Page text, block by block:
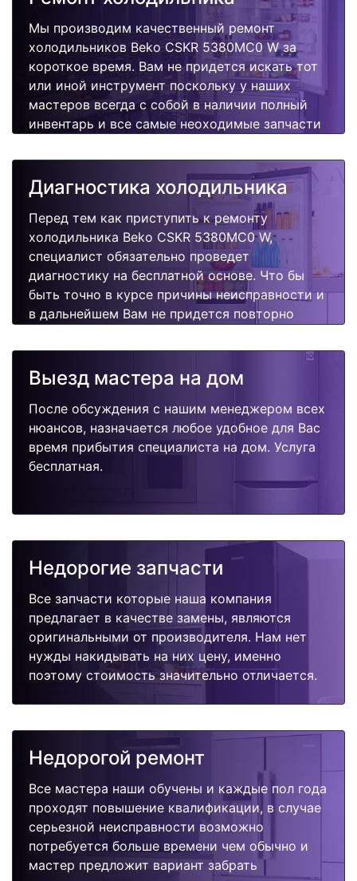
Мы производим качественный ремонт
холодильников Beko CSKR 5380MC0 W за
короткое время. Вам не придется искать тот
или иной инструмент поскольку у наших
мастеров всегда с собой в наличии полный
инвентарь и все самые неоходимые запчасти
быстро, качественно и недорого.
Диагностика холодильника
Перед тем как приступить к ремонту
холодильника Beko CSKR 5380MC0 W,
специалист обязательно проведет
диагностику на бесплатной основе. Что бы
быть точно в курсе причины неисправности и
в дальнейшем Вам не придется повторно
поломок.
Выезд мастера на дом
После обсуждения с нашим менеджером всех
нюансов, назначается любое удобное для Вас
время прибытия специалиста на дом. Услуга
бесплатная.
Недорогие запчасти
Все запчасти которые наша компания
предлагает в качестве замены, являются
оригинальными от производителя. Нам нет
нужды накидывать на них цену, именно
поэтому стоимость значительно отличается.
Недорогой ремонт
Все мастера наши обучены и каждые пол года
проходят повышение квалификации, в случае
серьезной неисправности возможно
потребуется больше времени чем обычно и
мастер предложит вариант забрать